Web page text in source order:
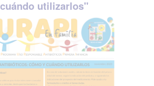
cuándo utilizarlos"